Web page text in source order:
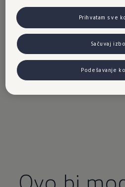
vollständiges
abgestimmt auf
zuverlässige
Ovo bi
Prihvatam sve
Sačuvaj
Podešavanje